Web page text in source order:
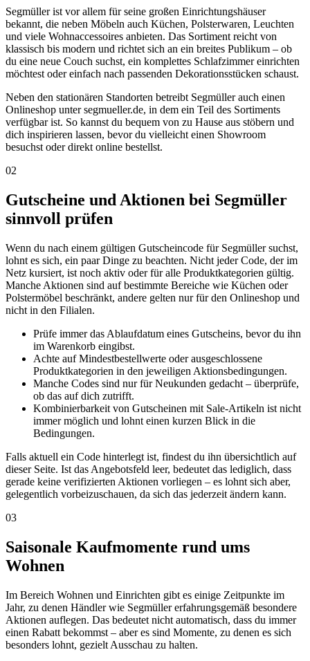
Segmüller ist vor allem für seine großen Einrichtungshäuser
bekannt, die neben Möbeln auch Küchen, Polsterwaren, Leuchten
und viele Wohnaccessoires anbieten. Das Sortiment reicht von
klassisch bis modern und richtet sich an ein breites Publikum – ob
du eine neue Couch suchst, ein komplettes Schlafzimmer einrichten
möchtest oder einfach nach passenden Dekorationsstücken schaust.
Neben den stationären Standorten betreibt Segmüller auch einen
Onlineshop unter segmueller.de, in dem ein Teil des Sortiments
verfügbar ist. So kannst du bequem von zu Hause aus stöbern und
dich inspirieren lassen, bevor du vielleicht einen Showroom
besuchst oder direkt online bestellst.
02
Gutscheine und Aktionen bei Segmüller
sinnvoll prüfen
Wenn du nach einem gültigen Gutscheincode für Segmüller suchst,
lohnt es sich, ein paar Dinge zu beachten. Nicht jeder Code, der im
Netz kursiert, ist noch aktiv oder für alle Produktkategorien gültig.
Manche Aktionen sind auf bestimmte Bereiche wie Küchen oder
Polstermöbel beschränkt, andere gelten nur für den Onlineshop und
nicht in den Filialen.
Prüfe immer das Ablaufdatum eines Gutscheins, bevor du ihn
im Warenkorb eingibst.
Achte auf Mindestbestellwerte oder ausgeschlossene
Produktkategorien in den jeweiligen Aktionsbedingungen.
Manche Codes sind nur für Neukunden gedacht – überprüfe,
ob das auf dich zutrifft.
Kombinierbarkeit von Gutscheinen mit Sale-Artikeln ist nicht
immer möglich und lohnt einen kurzen Blick in die
Bedingungen.
Falls aktuell ein Code hinterlegt ist, findest du ihn übersichtlich auf
dieser Seite. Ist das Angebotsfeld leer, bedeutet das lediglich, dass
gerade keine verifizierten Aktionen vorliegen – es lohnt sich aber,
gelegentlich vorbeizuschauen, da sich das jederzeit ändern kann.
03
Saisonale Kaufmomente rund ums
Wohnen
Im Bereich Wohnen und Einrichten gibt es einige Zeitpunkte im
Jahr, zu denen Händler wie Segmüller erfahrungsgemäß besondere
Aktionen auflegen. Das bedeutet nicht automatisch, dass du immer
einen Rabatt bekommst – aber es sind Momente, zu denen es sich
besonders lohnt, gezielt Ausschau zu halten.